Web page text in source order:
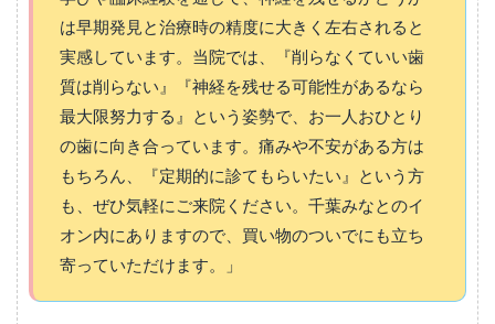
は早期発見と治療時の精度に大きく左右されると
実感しています。当院では、『削らなくていい歯
質は削らない』『神経を残せる可能性があるなら
最大限努力する』という姿勢で、お一人おひとり
の歯に向き合っています。痛みや不安がある方は
もちろん、『定期的に診てもらいたい』という方
も、ぜひ気軽にご来院ください。千葉みなとのイ
オン内にありますので、買い物のついでにも立ち
寄っていただけます。」